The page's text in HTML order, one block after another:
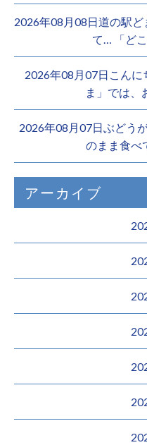
2026年08月08日道の駅
て… 「ど
2026年08月07日こんに
ま」では、
2026年08月07日ぶどう
のまま食べ
アーカイブ